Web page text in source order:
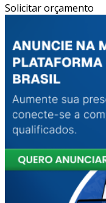
Solicitar orçamento